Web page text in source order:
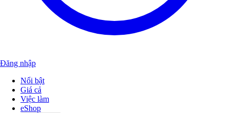
Đăng nhập
Nổi bật
Giá cả
Việc làm
eShop